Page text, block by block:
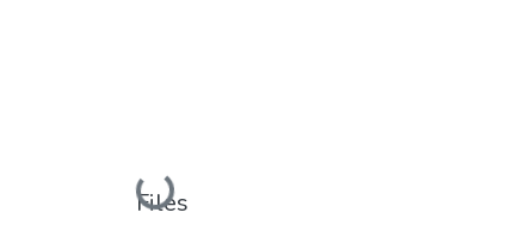
Loading...
Files